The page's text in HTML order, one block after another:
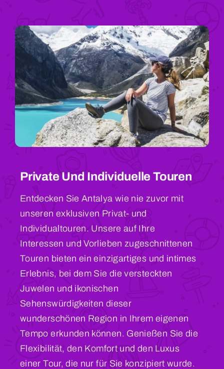
Private Und Individuelle Touren
Entdecken Sie Antalya wie nie zuvor mit
unseren exklusiven Privat- und
Individualtouren. Unsere auf Ihre
Interessen und Vorlieben zugeschnittenen
Touren bieten ein einzigartiges und intimes
Erlebnis, bei dem Sie die versteckten
Juwelen und ikonischen
Sehenswürdigkeiten dieser
wunderschönen Region in Ihrem eigenen
Tempo erkunden können. Genießen Sie die
Flexibilität, den Komfort und den Luxus
einer Tour, die nur für Sie konzipiert wurde.